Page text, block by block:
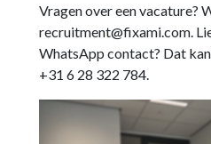
Vragen over een vacature?
recruitment@fixami.com.
WhatsApp contact? Dat
+31 6 28 322 784.